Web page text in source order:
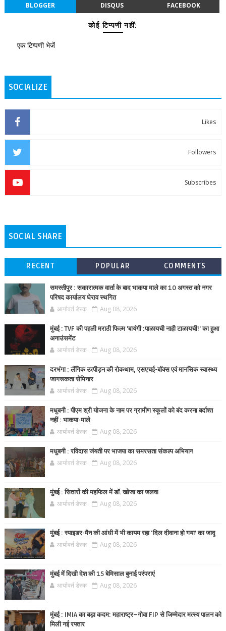
BLOGGER DISQUS FACEBOOK
कोई टिप्पणी नहीं:
एक टिप्पणी भेजें
SOCIALIZE
Likes
Followers
Subscribes
SOCIAL SHARE
RECENT POPULAR COMMENTS
समस्तीपुर : सकारात्मक वार्ता के बाद भाकपा माले का 10 अगस्त को नगर
परिषद कार्यालय घेराव स्थगित
आर्यावर्त डेस्क Aug 08, 2026
मुंबई : TVF की पहली मराठी फिल्म 'बायंगी :पाळायची नाही टाळायची!' का हुआ
अनाउंसमेंट
आर्यावर्त डेस्क Aug 08, 2026
दरभंगा : लैंगिक उत्पीड़न की रोकथाम, एसएचई-बॉक्स एवं मानसिक स्वास्थ्य
जागरूकता सेमिनार
आर्यावर्त डेस्क Aug 08, 2026
मधुबनी : पीएम श्री योजना के नाम पर ग्रामीण स्कूलों को बंद करना बर्दाश्त
नहीं : भाकपा-माले
आर्यावर्त डेस्क Aug 08, 2026
मधुबनी : रविदास जंयती पर भाजपा का समरसता संकल्प अभियान
आर्यावर्त डेस्क Aug 08, 2026
मुंबई : सितारों की महफिल में डॉ. खोजा का जलवा
आर्यावर्त डेस्क Aug 08, 2026
मुंबई : स्पाइडर-मैन की आंधी में भी कायम रहा ‘दिल दीवाना हो गया’ का जादू
आर्यावर्त डेस्क Aug 08, 2026
मुंबई में दिखी देश की 15 बेमिसाल बुनाई परंपराएं
आर्यावर्त डेस्क Aug 08, 2026
मुंबई : IMIA का बड़ा कदम: महाराष्ट्र–गोवा FIP से जिम्मेदार मत्स्य पालन को
मिली नई रफ्तार